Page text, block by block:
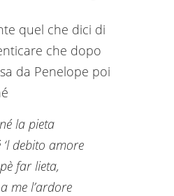
quel che dici di
che dopo
da Penelope poi
la pieta
debito amore
far lieta,
me l’ardore